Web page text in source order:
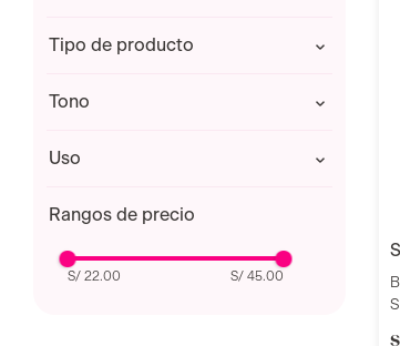
Crema
Líquido
tipo de producto
tono
MANGO
BANANA
uso
Rostro
rangos de precio
S/ 22.00 S/ 45.00